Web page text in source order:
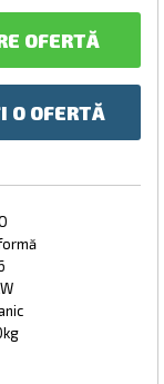
OFERTĂ
O OFERTĂ